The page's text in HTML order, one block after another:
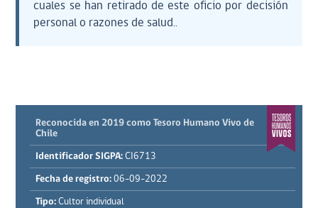
cuales se han retirado de este oficio por decisión
personal o razones de salud..
Reconocida en 2019 como Tesoro Humano Vivo de
Chile
Identificador SIGPA: CI6713
Fecha de registro: 06-09-2022
Tipo: Cultor individual